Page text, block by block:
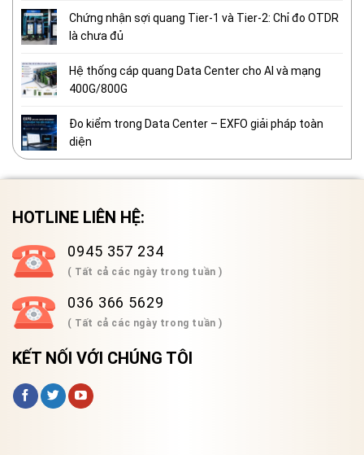
Chứng nhận sợi quang Tier-1 và Tier-2: Chỉ đo OTDR
là chưa đủ
Hệ thống cáp quang Data Center cho AI và mạng
400G/800G
Đo kiểm trong Data Center – EXFO giải pháp toàn
diện
HOTLINE LIÊN HỆ:
0945 357 234
( Tất cả các ngày trong tuần )
036 366 5629
( Tất cả các ngày trong tuần )
KẾT NỐI VỚI CHÚNG TÔI